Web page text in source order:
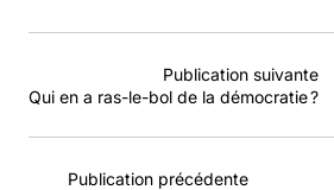
Publication précédente
Publication suivante
Qui en a ras-le-bol de la démocratie ?